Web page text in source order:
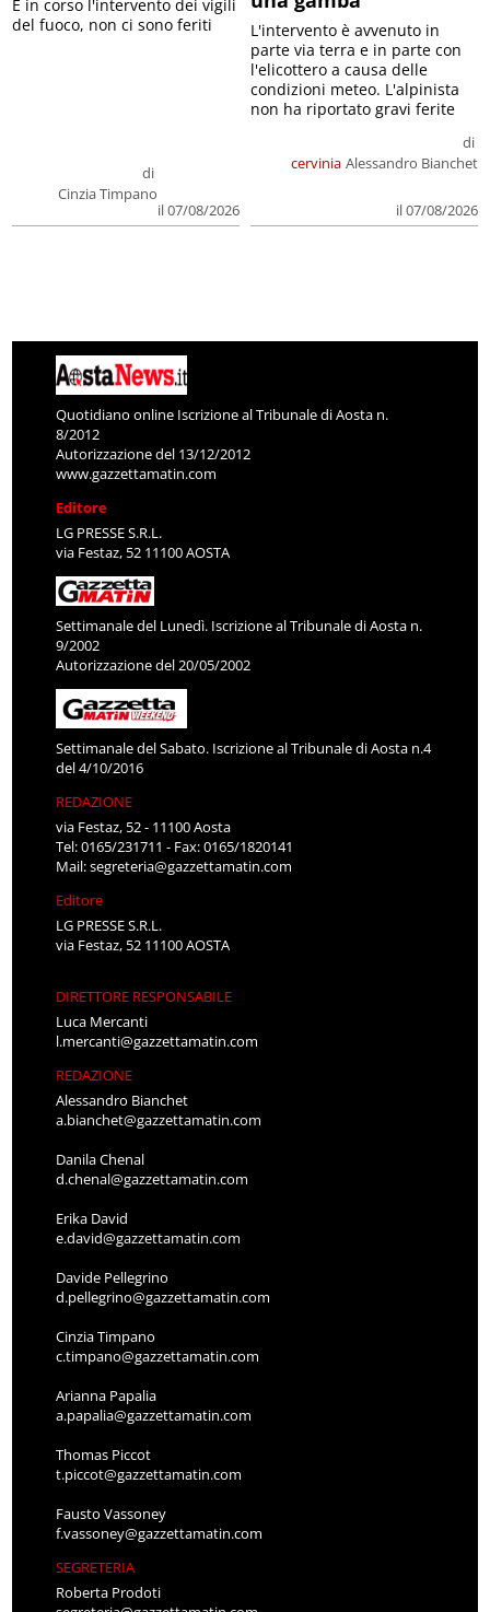
di
Cinzia Timpano
il 07/08/2026
E in corso l'intervento dei vigili
del fuoco, non ci sono feriti
cervinia
di
Alessandro Bianchet
il 07/08/2026
L'intervento è avvenuto in
parte via terra e in parte con
l'elicottero a causa delle
condizioni meteo. L'alpinista
non ha riportato gravi ferite
Quotidiano online Iscrizione al Tribunale di Aosta n.
8/2012
Autorizzazione del 13/12/2012
www.gazzettamatin.com
Editore
LG PRESSE S.R.L.
via Festaz, 52 11100 AOSTA
Settimanale del Lunedì. Iscrizione al Tribunale di Aosta n.
9/2002
Autorizzazione del 20/05/2002
Settimanale del Sabato. Iscrizione al Tribunale di Aosta n.4
del 4/10/2016
REDAZIONE
via Festaz, 52 - 11100 Aosta
Tel: 0165/231711 - Fax: 0165/1820141
Mail:segreteria@gazzettamatin.com
Editore
LG PRESSE S.R.L.
via Festaz, 52 11100 AOSTA
DIRETTORE RESPONSABILE
Luca Mercanti
l.mercanti@gazzettamatin.com
REDAZIONE
Alessandro Bianchet
a.bianchet@gazzettamatin.com
Danila Chenal
d.chenal@gazzettamatin.com
Erika David
e.david@gazzettamatin.com
Davide Pellegrino
d.pellegrino@gazzettamatin.com
Cinzia Timpano
c.timpano@gazzettamatin.com
Arianna Papalia
a.papalia@gazzettamatin.com
Thomas Piccot
t.piccot@gazzettamatin.com
Fausto Vassoney
f.vassoney@gazzettamatin.com
SEGRETERIA
Roberta Prodoti